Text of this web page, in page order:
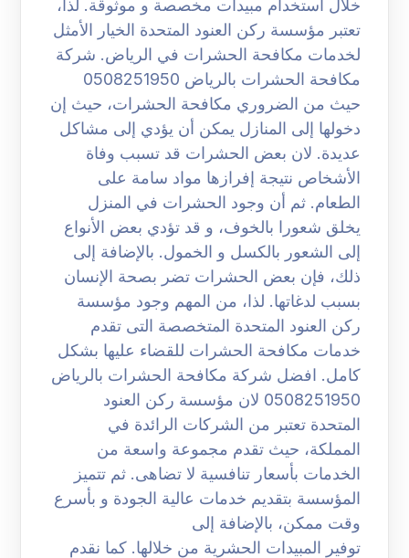
خلال استخدام مبيدات مخصصة و موثوقة. لذا،
تعتبر مؤسسة ركن العنود المتحدة الخيار الأمثل
لخدمات مكافحة الحشرات في الرياض. شركة
مكافحة الحشرات بالرياض 0508251950
حيث من الضروري مكافحة الحشرات، حيث إن
دخولها إلى المنازل يمكن أن يؤدي إلى مشاكل
عديدة. لان بعض الحشرات قد تسبب وفاة
الأشخاص نتيجة إفرازها مواد سامة على
الطعام. ثم أن وجود الحشرات في المنزل
يخلق شعورا بالخوف، و قد تؤدي بعض الأنواع
إلى الشعور بالكسل و الخمول. بالإضافة إلى
ذلك، فإن بعض الحشرات تضر بصحة الإنسان
بسبب لدغاتها. لذا، من المهم وجود مؤسسة
ركن العنود المتحدة المتخصصة التى تقدم
خدمات مكافحة الحشرات للقضاء عليها بشكل
كامل. افضل شركة مكافحة الحشرات بالرياض
0508251950 لان مؤسسة ركن العنود
المتحدة تعتبر من الشركات الرائدة في
المملكة، حيث تقدم مجموعة واسعة من
الخدمات بأسعار تنافسية لا تضاهى. ثم تتميز
المؤسسة بتقديم خدمات عالية الجودة و بأسرع
وقت ممكن، بالإضافة إلى
توفير المبيدات الحشرية من خلالها. كما نقدم